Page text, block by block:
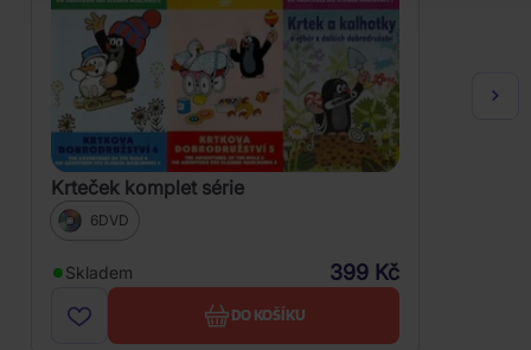
Krteček komplet série
6DVD
Skladem 399 Kč
DO KOŠÍKU